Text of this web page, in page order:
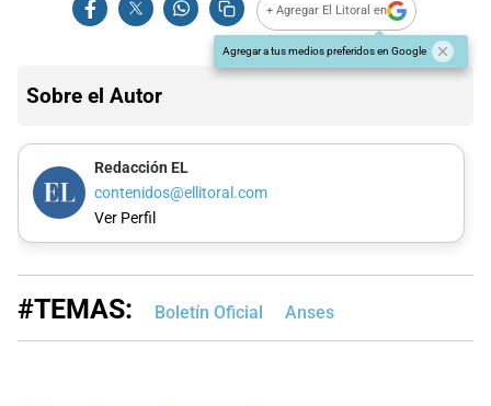
+ Agregar El Litoral en
Agregar a tus medios preferidos en Google
Sobre el Autor
Redacción EL
contenidos@ellitoral.com
Ver Perfil
#TEMAS: Boletín Oficial Anses